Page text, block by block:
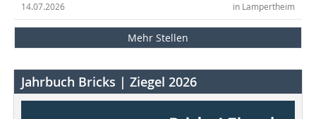
in Lampertheim
14.07.2026
Mehr Stellen
Jahrbuch Bricks | Ziegel 2026